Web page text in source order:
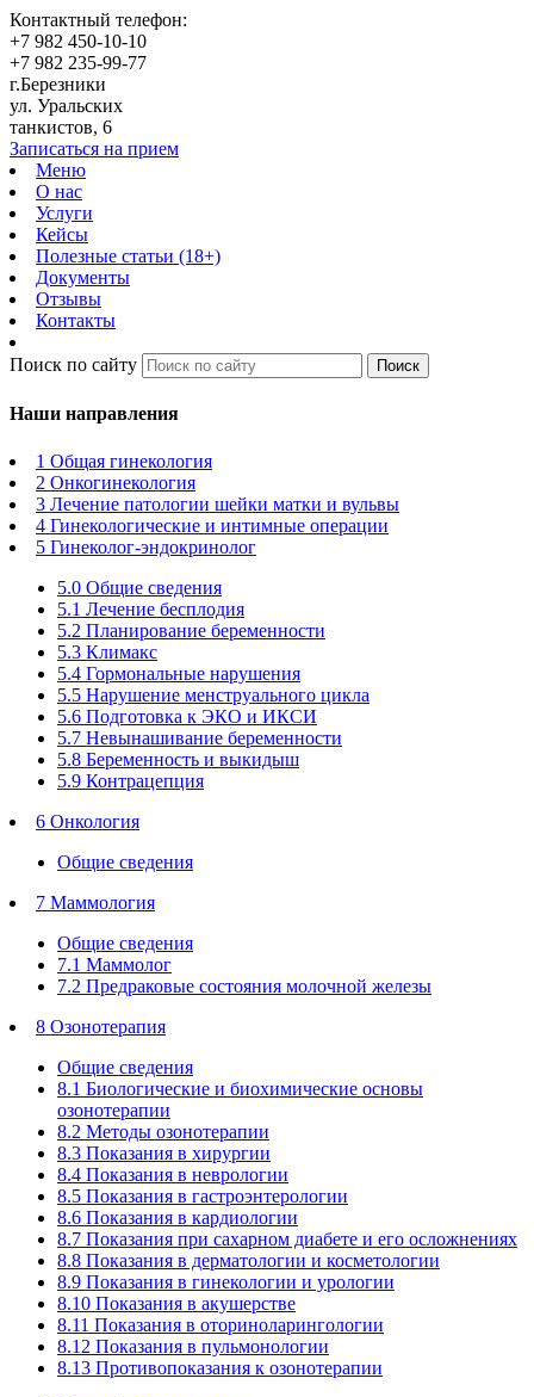
Контактный телефон:
+7 982 450-10-10
+7 982 235-99-77
г.Березники
ул. Уральских
танкистов, 6
Записаться на прием
Меню
О нас
Услуги
Кейсы
Полезные статьи (18+)
Документы
Отзывы
Контакты
Поиск по сайту Поиск
Наши направления
1 Общая гинекология
2 Онкогинекология
3 Лечение патологии шейки матки и вульвы
4 Гинекологические и интимные операции
5 Гинеколог-эндокринолог
5.0 Общие сведения
5.1 Лечение бесплодия
5.2 Планирование беременности
5.3 Климакс
5.4 Гормональные нарушения
5.5 Нарушение менструального цикла
5.6 Подготовка к ЭКО и ИКСИ
5.7 Невынашивание беременности
5.8 Беременность и выкидыш
5.9 Контрацепция
6 Онкология
Общие сведения
7 Маммология
Общие сведения
7.1 Маммолог
7.2 Предраковые состояния молочной железы
8 Озонотерапия
Общие сведения
8.1 Биологические и биохимические основы
озонотерапии
8.2 Методы озонотерапии
8.3 Показания в хирургии
8.4 Показания в неврологии
8.5 Показания в гастроэнтерологии
8.6 Показания в кардиологии
8.7 Показания при сахарном диабете и его осложнениях
8.8 Показания в дерматологии и косметологии
8.9 Показания в гинекологии и урологии
8.10 Показания в акушерстве
8.11 Показания в оториноларингологии
8.12 Показания в пульмонологии
8.13 Противопоказания к озонотерапии